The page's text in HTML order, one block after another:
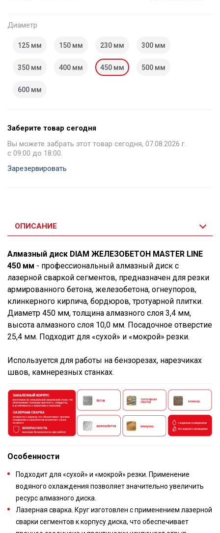
Диаметр
125 мм 150 мм 230 мм 300 мм
350 мм 400 мм 450 мм 500 мм
600 мм
Заберите товар сегодня
Вы можете забрать этот товар сегодня, 07.08.2026 г.
с 09:00 до 18:00.
Зарезервировать
ОПИСАНИЕ
Алмазный диск DIAM ЖЕЛЕЗОБЕТОН MASTER LINE
450 мм - профессиональный алмазный диск с
лазерной сваркой сегментов, предназначен для резки
армированного бетона, железобетона, огнеупоров,
клинкерного кирпича, бордюров, тротуарной плитки.
Диаметр 450 мм, толщина алмазного слоя 3,4 мм,
высота алмазного слоя 10,0 мм. Посадочное отверстие
25,4 мм. Подходит для «сухой» и «мокрой» резки.
Используется для работы на бензорезах, нарезчиках
швов, камнерезных станках.
Особенности
Подходит для «сухой» и «мокрой» резки. Применение
водяного охлаждения позволяет значительно увеличить
ресурс алмазного диска.
Лазерная сварка. Круг изготовлен с применением лазерной
сварки сегментов к корпусу диска, что обеспечивает